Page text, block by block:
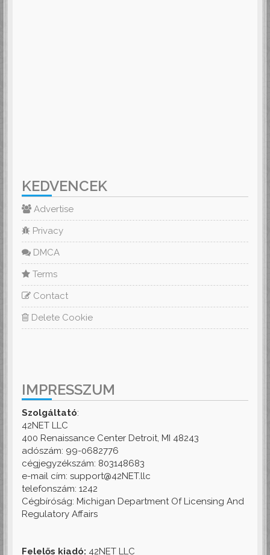
KEDVENCEK
Advertise
Privacy
DMCA
Terms
Contact
Delete Cookie
IMPRESSZUM
Szolgáltató:
42NET LLC
400 Renaissance Center Detroit, MI 48243
adószám: 99-0682776
cégjegyzékszám: 803148683
e-mail cím: support@42NET.llc
telefonszám: 1242
Cégbíróság: Michigan Department Of Licensing And
Regulatory Affairs
Felelős kiadó: 42NET LLC